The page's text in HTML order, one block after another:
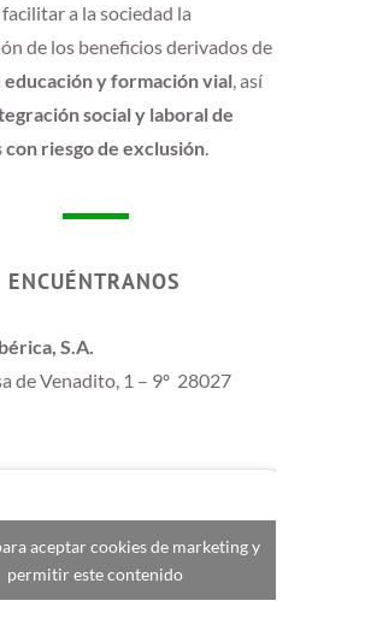
facilitar a la sociedad la
de los beneficios derivados de
educación y formación vial, así
social y laboral de
riesgo de exclusión.
ENCUÉNTRANOS
S.A.
de Venadito, 1 – 9º 28027
aceptar cookies de marketing y
permitir este contenido